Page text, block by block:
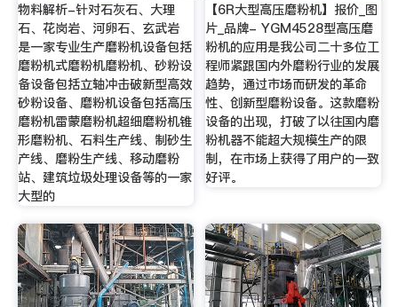
物料解析-针对石灰石、大理
石、花岗岩、河卵石、玄武岩
是一家专业生产磨粉机设备包括
磨粉机式磨粉机磨粉机、砂粉设
备设备包括立轴冲击破新型高效
砂粉设备、磨粉机设备包括高压
磨粉机雷蒙磨粉机超细磨粉机锥
形磨粉机、石料生产线、制砂生
产线、磨粉生产线、移动磨粉
站、建筑垃圾处理设备等的一家
大型的
【6R大型高压磨粉机】报价_图
片_品牌- YGM4528型高压磨
粉机的应用是我公司二十多位工
程师紧跟国内外磨粉行业的发展
趋势，通过市场而研发的革命
性、创新型磨粉设备。这款磨粉
设备的出现，打破了以往国内磨
粉机器不能超大规模生产的限
制，在市场上获得了用户的一致
好评。